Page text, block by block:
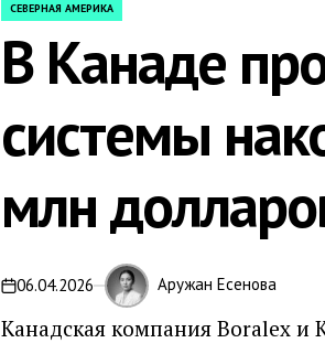
POSTED
СЕВЕРНАЯ АМЕРИКА
В Канаде
системы
млн
on06.04.2026 Аружан Есенова
Канадская компания Boralex и